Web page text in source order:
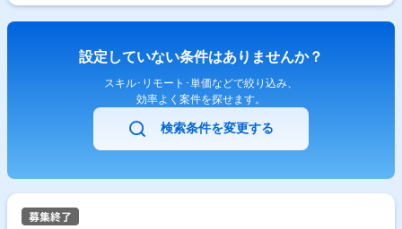
30/9：30～18：30/10：00～19：00 ※会議に参加していただけるのであ
のメンバーもいるため案件ごとに時間は異なる（要相談） PC貸与： あり
設定していない条件はありませんか？
スキル･リモート･単価などで絞り込み、
効率よく案件を探せます。
検索条件を変更する